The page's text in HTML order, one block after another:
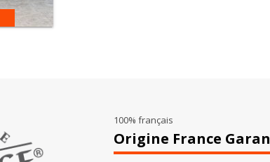
100% français
Origine France